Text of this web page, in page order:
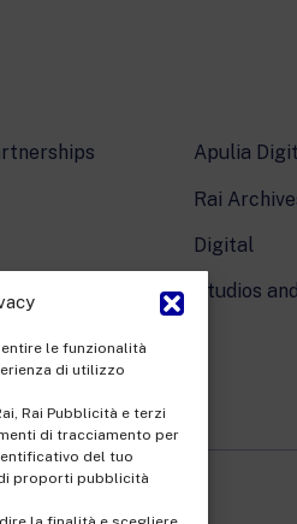
le funzionalità
di utilizzo
Rai Pubblicità e terzi
di tracciamento per
del tuo
proporti pubblicità
Apulia
Rai
Digital
Studios